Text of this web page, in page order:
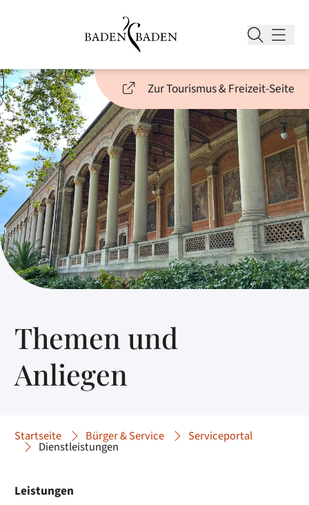
Zur Tourismus & Freizeit-Seite
Themen und
Anliegen
Startseite Bürger & Service Serviceportal
Dienstleistungen
Leistungen